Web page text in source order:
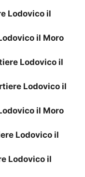
Lodovico il
il Moro
Lodovico il
Lodovico il
il Moro
Lodovico il
Lodovico il